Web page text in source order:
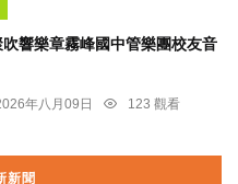
響樂章霧峰國中管樂團校友音
年八月09日
123 觀看
新聞